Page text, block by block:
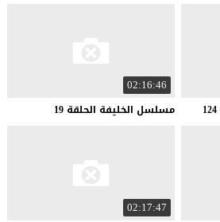
124
02:16:46
مسلسل الخليفة الحلقة 19
02:17:47